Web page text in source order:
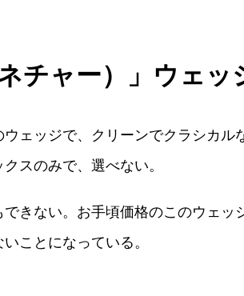
チャー）」ウェッ
ェッジで、クリーンでクラシカル
スのみで、選べない。
きない。お手頃価格のこのウェ
ことになっている。